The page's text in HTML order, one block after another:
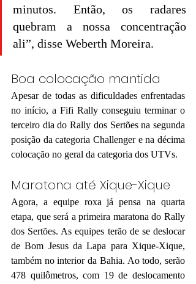
minutos. Então, os radares
quebram a nossa concentração
ali”, disse Weberth Moreira.
Boa colocação mantida
Apesar de todas as dificuldades enfrentadas
no início, a Fifi Rally conseguiu terminar o
terceiro dia do Rally dos Sertões na segunda
posição da categoria Challenger e na décima
colocação no geral da categoria dos UTVs.
Maratona até Xique-Xique
Agora, a equipe roxa já pensa na quarta
etapa, que será a primeira maratona do Rally
dos Sertões. As equipes terão de se deslocar
de Bom Jesus da Lapa para Xique-Xique,
também no interior da Bahia. Ao todo, serão
478 quilômetros, com 19 de deslocamento